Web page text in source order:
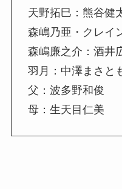
天野拓巳：熊谷健
森嶋乃亜・クレイ
森嶋廉之介：酒井
羽月：中澤まさと
父：波多野和俊
母：生天目仁美